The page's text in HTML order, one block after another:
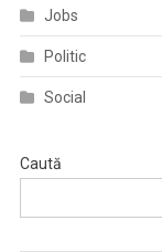
Jobs
Politic
Social
Caută